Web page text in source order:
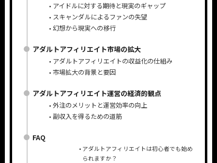
アイドルに対する期待と現実のギャップ
スキャンダルによるファンの失望
幻想から現実への移行
アダルトアフィリエイト市場の拡大
アダルトアフィリエイトの収益化の仕組み
市場拡大の背景と要因
アダルトアフィリエイト運営の経済的観点
外注のメリットと運営効率の向上
副収入を得るための道筋
FAQ
アダルトアフィリエイトは初心者でも始め
られますか？